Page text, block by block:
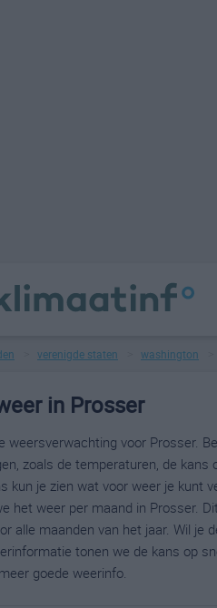
verenigde staten washington
in Prosser
weersverwachting voor Prosser.
zoals de temperaturen, de
kun je zien wat voor weer je kunt
het weer per maand in Prosser.
alle maanden van het jaar. Wil je
tonen we de kans op
goede weerinfo.